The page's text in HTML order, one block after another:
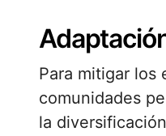
Para mitigar los
comunidades
la